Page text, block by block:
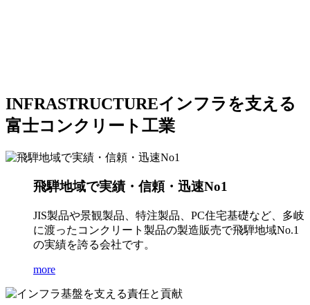
INFRASTRUCTUREインフラを支える
富士コンクリート工業
飛騨地域で実績・信頼・迅速No1
JIS製品や景観製品、特注製品、PC住宅基礎など、多岐
に渡ったコンクリート製品の製造販売で飛騨地域No.1
の実績を誇る会社です。
more